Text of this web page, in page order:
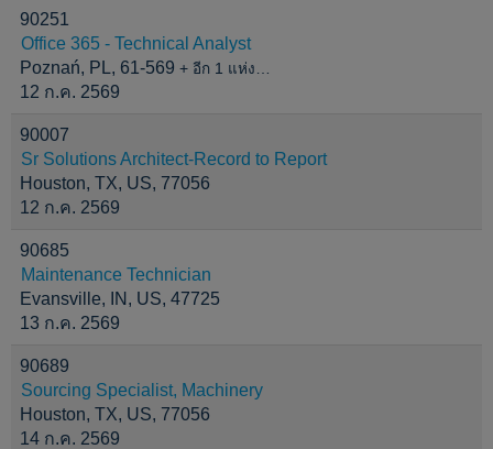
90251
Office 365 - Technical Analyst
Poznań, PL, 61-569 + อีก 1 แห่ง…
12 ก.ค. 2569
90007
Sr Solutions Architect-Record to Report
Houston, TX, US, 77056
12 ก.ค. 2569
90685
Maintenance Technician
Evansville, IN, US, 47725
13 ก.ค. 2569
90689
Sourcing Specialist, Machinery
Houston, TX, US, 77056
14 ก.ค. 2569